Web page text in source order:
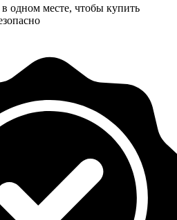
одном месте, чтобы купить